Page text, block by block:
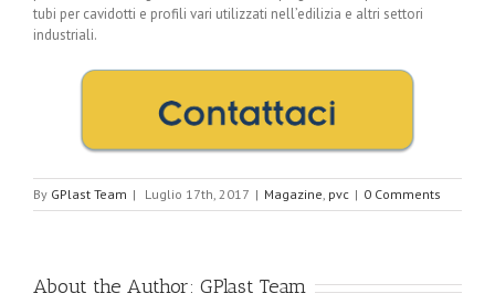
tubi per cavidotti e profili vari utilizzati nell’edilizia e altri settori
industriali.
By GPlast Team | Luglio 17th, 2017 | Magazine, pvc | 0 Comments
About the Author: GPlast Team